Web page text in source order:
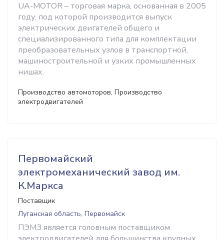
UA-MOTOR – торговая марка, основанная в 2005
году, под которой производится выпуск
электрических двигателей общего и
специализированного типа для комплектации
преобразовательных узлов в транспортной,
машиностроительной и узких промышленных
нишах.
Производство автомоторов, Производство
электродвигателей
Первомайский
электромеханический завод им.
К.Маркса
Поставщик
Луганская область, Первомайск
ПЭМЗ является головным поставщиком